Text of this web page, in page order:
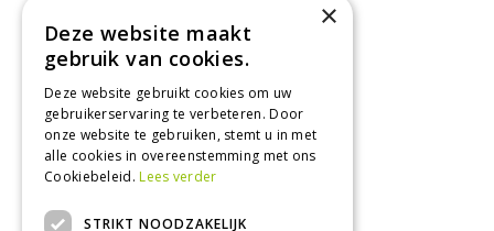
09:00 - 18:00
Dinsdag
Woensdag
Donderdag
09:00 - 18:00
Vrijdag
09:00 - 18:00
Zaterdag
09:00 - 17:00
Toon alle openingstijden
×
Deze website maakt
gebruik van cookies.
Deze website gebruikt cookies om uw
gebruikerservaring te verbeteren. Door
onze website te gebruiken, stemt u in met
alle cookies in overeenstemming met ons
Cookiebeleid.Lees verder
STRIKT NOODZAKELIJK